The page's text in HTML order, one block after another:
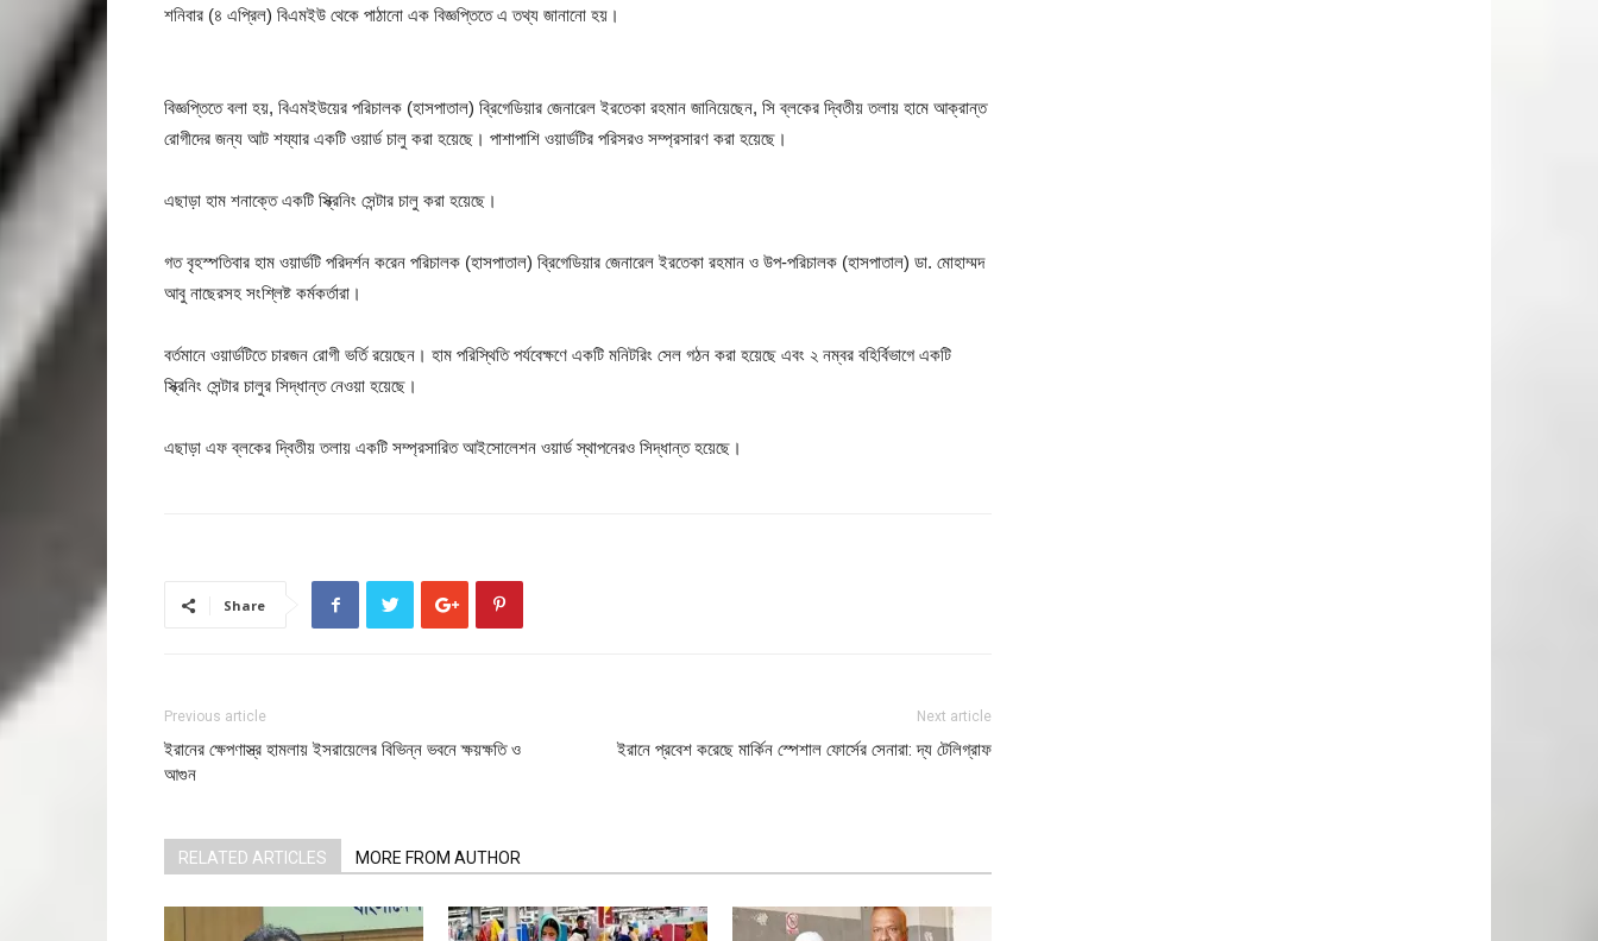
শনিবার (৪ এপ্রিল) বিএমইউ থেকে পাঠানো এক বিজ্ঞপ্তিতে এ তথ্য জানানো হয়।
বিজ্ঞপ্তিতে বলা হয়, বিএমইউয়ের পরিচালক (হাসপাতাল) ব্রিগেডিয়ার জেনারেল ইরতেকা রহমান জানিয়েছেন, সি ব্লকের দ্বিতীয় তলায় হামে আক্রান্ত
রোগীদের জন্য আট শয্যার একটি ওয়ার্ড চালু করা হয়েছে। পাশাপাশি ওয়ার্ডটির পরিসরও সম্প্রসারণ করা হয়েছে।
এছাড়া হাম শনাক্তে একটি স্ক্রিনিং সেন্টার চালু করা হয়েছে।
গত বৃহস্পতিবার হাম ওয়ার্ডটি পরিদর্শন করেন পরিচালক (হাসপাতাল) ব্রিগেডিয়ার জেনারেল ইরতেকা রহমান ও উপ-পরিচালক (হাসপাতাল) ডা. মোহাম্মদ
আবু নাছেরসহ সংশ্লিষ্ট কর্মকর্তারা।
বর্তমানে ওয়ার্ডটিতে চারজন রোগী ভর্তি রয়েছেন। হাম পরিস্থিতি পর্যবেক্ষণে একটি মনিটরিং সেল গঠন করা হয়েছে এবং ২ নম্বর বহির্বিভাগে একটি
স্ক্রিনিং সেন্টার চালুর সিদ্ধান্ত নেওয়া হয়েছে।
এছাড়া এফ ব্লকের দ্বিতীয় তলায় একটি সম্প্রসারিত আইসোলেশন ওয়ার্ড স্থাপনেরও সিদ্ধান্ত হয়েছে।
Share
Previous article
ইরানের ক্ষেপণাস্ত্র হামলায় ইসরায়েলের বিভিন্ন ভবনে ক্ষয়ক্ষতি ও
আগুন
Next article
ইরানে প্রবেশ করেছে মার্কিন স্পেশাল ফোর্সের সেনারা: দ্য টেলিগ্রাফ
RELATED ARTICLES MORE FROM AUTHOR